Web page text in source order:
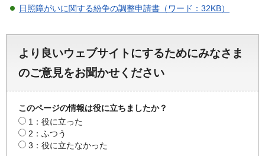
日照障がいに関する紛争の調整申請書（ワード：32KB）
より良いウェブサイトにするためにみなさま
のご意見をお聞かせください
このページの情報は役に立ちましたか？
1：役に立った
2：ふつう
3：役に立たなかった